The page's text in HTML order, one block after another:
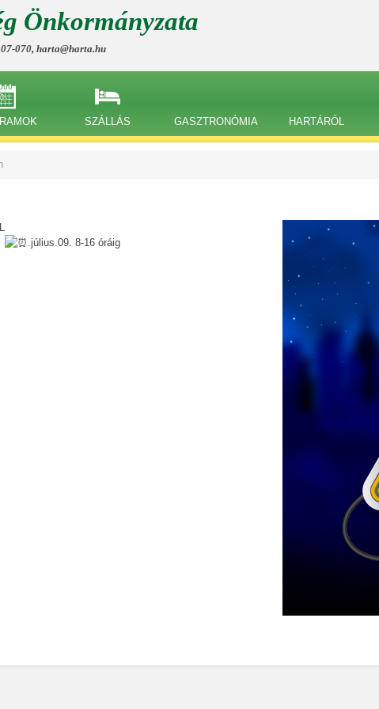
Önkormányzata
070, harta@harta.hu
SZÁLLÁS GASZTRONÓMIA HARTÁRÓL
.július.09. 8-16 óráig